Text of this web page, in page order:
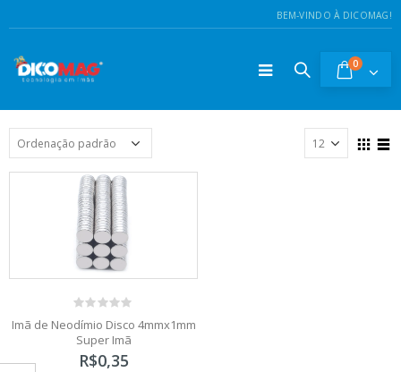
BEM-VINDO À DICOMAG!
0
0
out
of
5
Imã de Neodímio Disco 4mmx1mm
Super Imã
R$0,35